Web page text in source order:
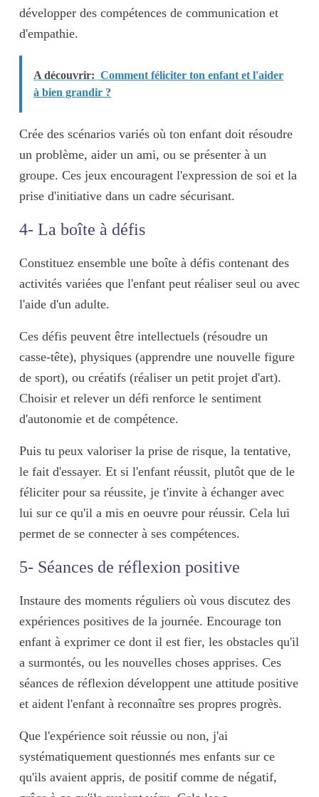
développer des compétences de communication et
d'empathie.
A découvrir: Comment féliciter ton enfant et l'aider
à bien grandir ?
Crée des scénarios variés où ton enfant doit résoudre
un problème, aider un ami, ou se présenter à un
groupe. Ces jeux encouragent l'expression de soi et la
prise d'initiative dans un cadre sécurisant.
4- La boîte à défis
Constituez ensemble une boîte à défis contenant des
activités variées que l'enfant peut réaliser seul ou avec
l'aide d'un adulte.
Ces défis peuvent être intellectuels (résoudre un
casse-tête), physiques (apprendre une nouvelle figure
de sport), ou créatifs (réaliser un petit projet d'art).
Choisir et relever un défi renforce le sentiment
d'autonomie et de compétence.
Puis tu peux valoriser la prise de risque, la tentative,
le fait d'essayer. Et si l'enfant réussit, plutôt que de le
féliciter pour sa réussite, je t'invite à échanger avec
lui sur ce qu'il a mis en oeuvre pour réussir. Cela lui
permet de se connecter à ses compétences.
5- Séances de réflexion positive
Instaure des moments réguliers où vous discutez des
expériences positives de la journée. Encourage ton
enfant à exprimer ce dont il est fier, les obstacles qu'il
a surmontés, ou les nouvelles choses apprises. Ces
séances de réflexion développent une attitude positive
et aident l'enfant à reconnaître ses propres progrès.
Que l'expérience soit réussie ou non, j'ai
systématiquement questionnés mes enfants sur ce
qu'ils avaient appris, de positif comme de négatif,